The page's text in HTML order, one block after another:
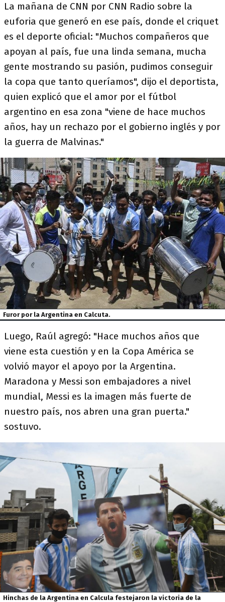
La mañana de CNN por CNN Radio sobre la
euforia que generó en ese país, donde el criquet
es el deporte oficial: "Muchos compañeros que
apoyan al país, fue una linda semana, mucha
gente mostrando su pasión, pudimos conseguir
la copa que tanto queríamos", dijo el deportista,
quien explicó que el amor por el fútbol
argentino en esa zona "viene de hace muchos
años, hay un rechazo por el gobierno inglés y por
la guerra de Malvinas."
Furor por la Argentina en Calcuta.
Luego, Raúl agregó: "Hace muchos años que
viene esta cuestión y en la Copa América se
volvió mayor el apoyo por la Argentina.
Maradona y Messi son embajadores a nivel
mundial, Messi es la imagen más fuerte de
nuestro país, nos abren una gran puerta."
sostuvo.
Hinchas de la Argentina en Calcula festejaron la victoria de la